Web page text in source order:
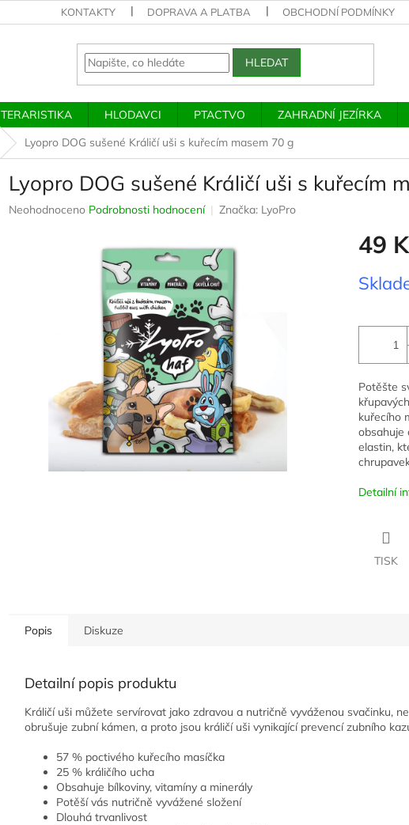
KONTAKTY DOPRAVA A PLATBA OBCHODNÍ PODMÍNKY
HLEDAT
TERARISTIKA HLODAVCI PTACTVO ZAHRADNÍ JEZÍRKA
Lyopro DOG sušené Králičí uši s kuřecím masem 70 g
Lyopro DOG sušené Králičí uši s kuřecím
Průměrné
Neohodnoceno Podrobnosti hodnocení Značka: LyoPro
49
cena:
Potěšte
kuřecího
obsahuje
elastin,
Detailní
TISK
Popis Diskuze
Detailní popis produktu
Králičí uši můžete servírovat jako zdravou a nutričně vyváženou svačinku,
obrušuje zubní kámen, a proto jsou králičí uši vynikající prevencí zubního
57 % poctivého kuřecího masíčka
25 % králičího ucha
Obsahuje bílkoviny, vitamíny a minerály
Potěší vás nutričně vyvážené složení
Dlouhá trvanlivost